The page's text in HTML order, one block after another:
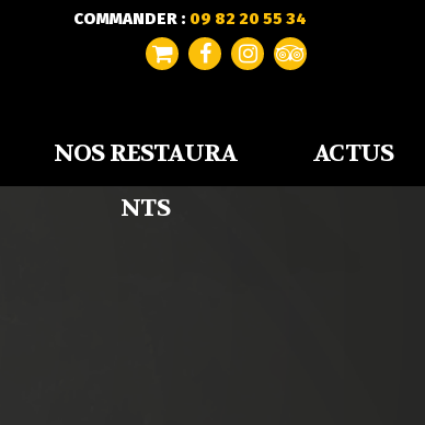
COMMANDER : 09 82 20 55 34
NOS RESTAURA
NTS
ACTUS